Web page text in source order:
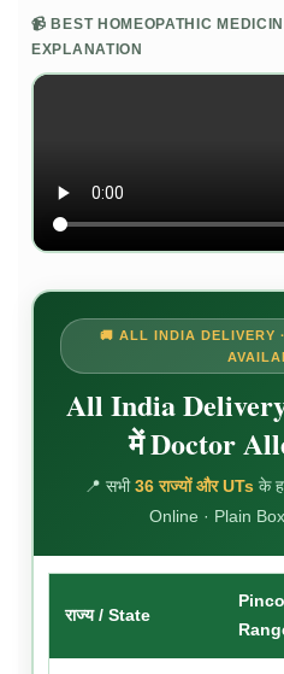
📹 BEST HOMEOPATHIC
EXPLANATION
🚚 ALL INDIA DELIVERY
All India
में Doctor
📍 सभी36 राज्यों और UTsके
Online · Plain
राज्य / State